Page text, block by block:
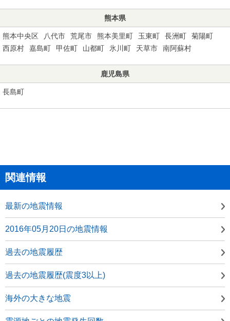
熊本県
熊本中央区 八代市 荒尾市 熊本美里町 玉東町 長洲町
菊陽町
西原村
嘉島町 甲佐町 山都町 氷川町 天草市 南阿蘇村
鹿児島県
長島町
関連情報
最新の地震情報
2016年05月20日の地震情報
過去の地震履歴
過去の地震履歴(震度3以上)
海外の大きな地震